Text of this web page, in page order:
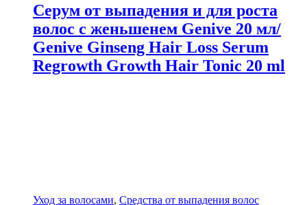
Серум от выпадения и для роста
волос с женьшенем Genive 20 мл/
Genive Ginseng Hair Loss Serum
Regrowth Growth Hair Tonic 20 ml
Уход за волосами, Средства от выпадения волос